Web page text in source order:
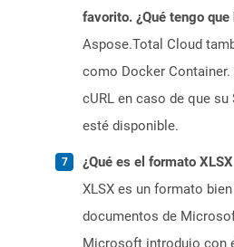
favorito. ¿Qué tengo que
Aspose.Total Cloud
como Docker
cURL en caso de que su
esté disponible.
¿Qué es el formato XLSX
XLSX es un formato
documentos de
Microsoft introdujo con